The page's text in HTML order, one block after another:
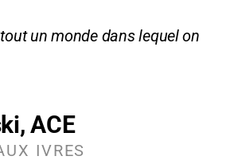
un monde dans lequel on
ACE
IVRES